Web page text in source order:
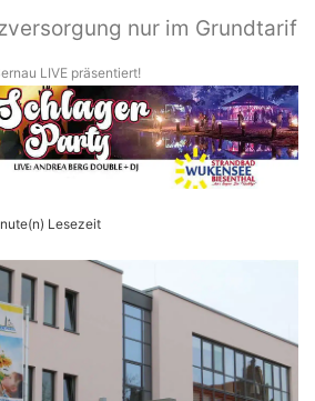
nur im Grundtarif
LIVE präsentiert!
Lesezeit